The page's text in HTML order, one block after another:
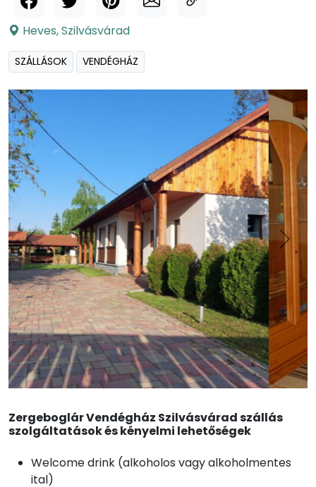
Heves,Szilvásvárad
SZÁLLÁSOK VENDÉGHÁZ
Zergeboglár Vendégház Szilvásvárad szállás
szolgáltatások és kényelmi lehetőségek
Welcome drink (alkoholos vagy alkoholmentes
ital)